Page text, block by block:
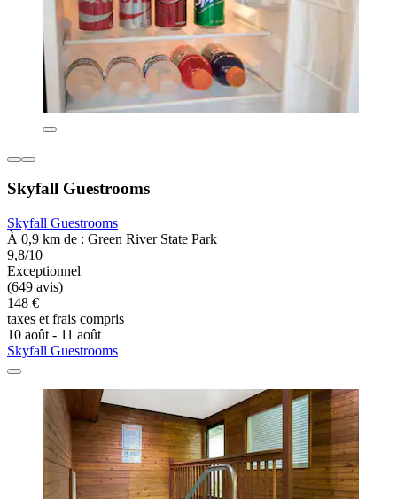
Skyfall Guestrooms
Skyfall Guestrooms
À 0,9 km de : Green River State Park
9,8/10
Exceptionnel
(649 avis)
148 €
taxes et frais compris
10 août - 11 août
Skyfall Guestrooms